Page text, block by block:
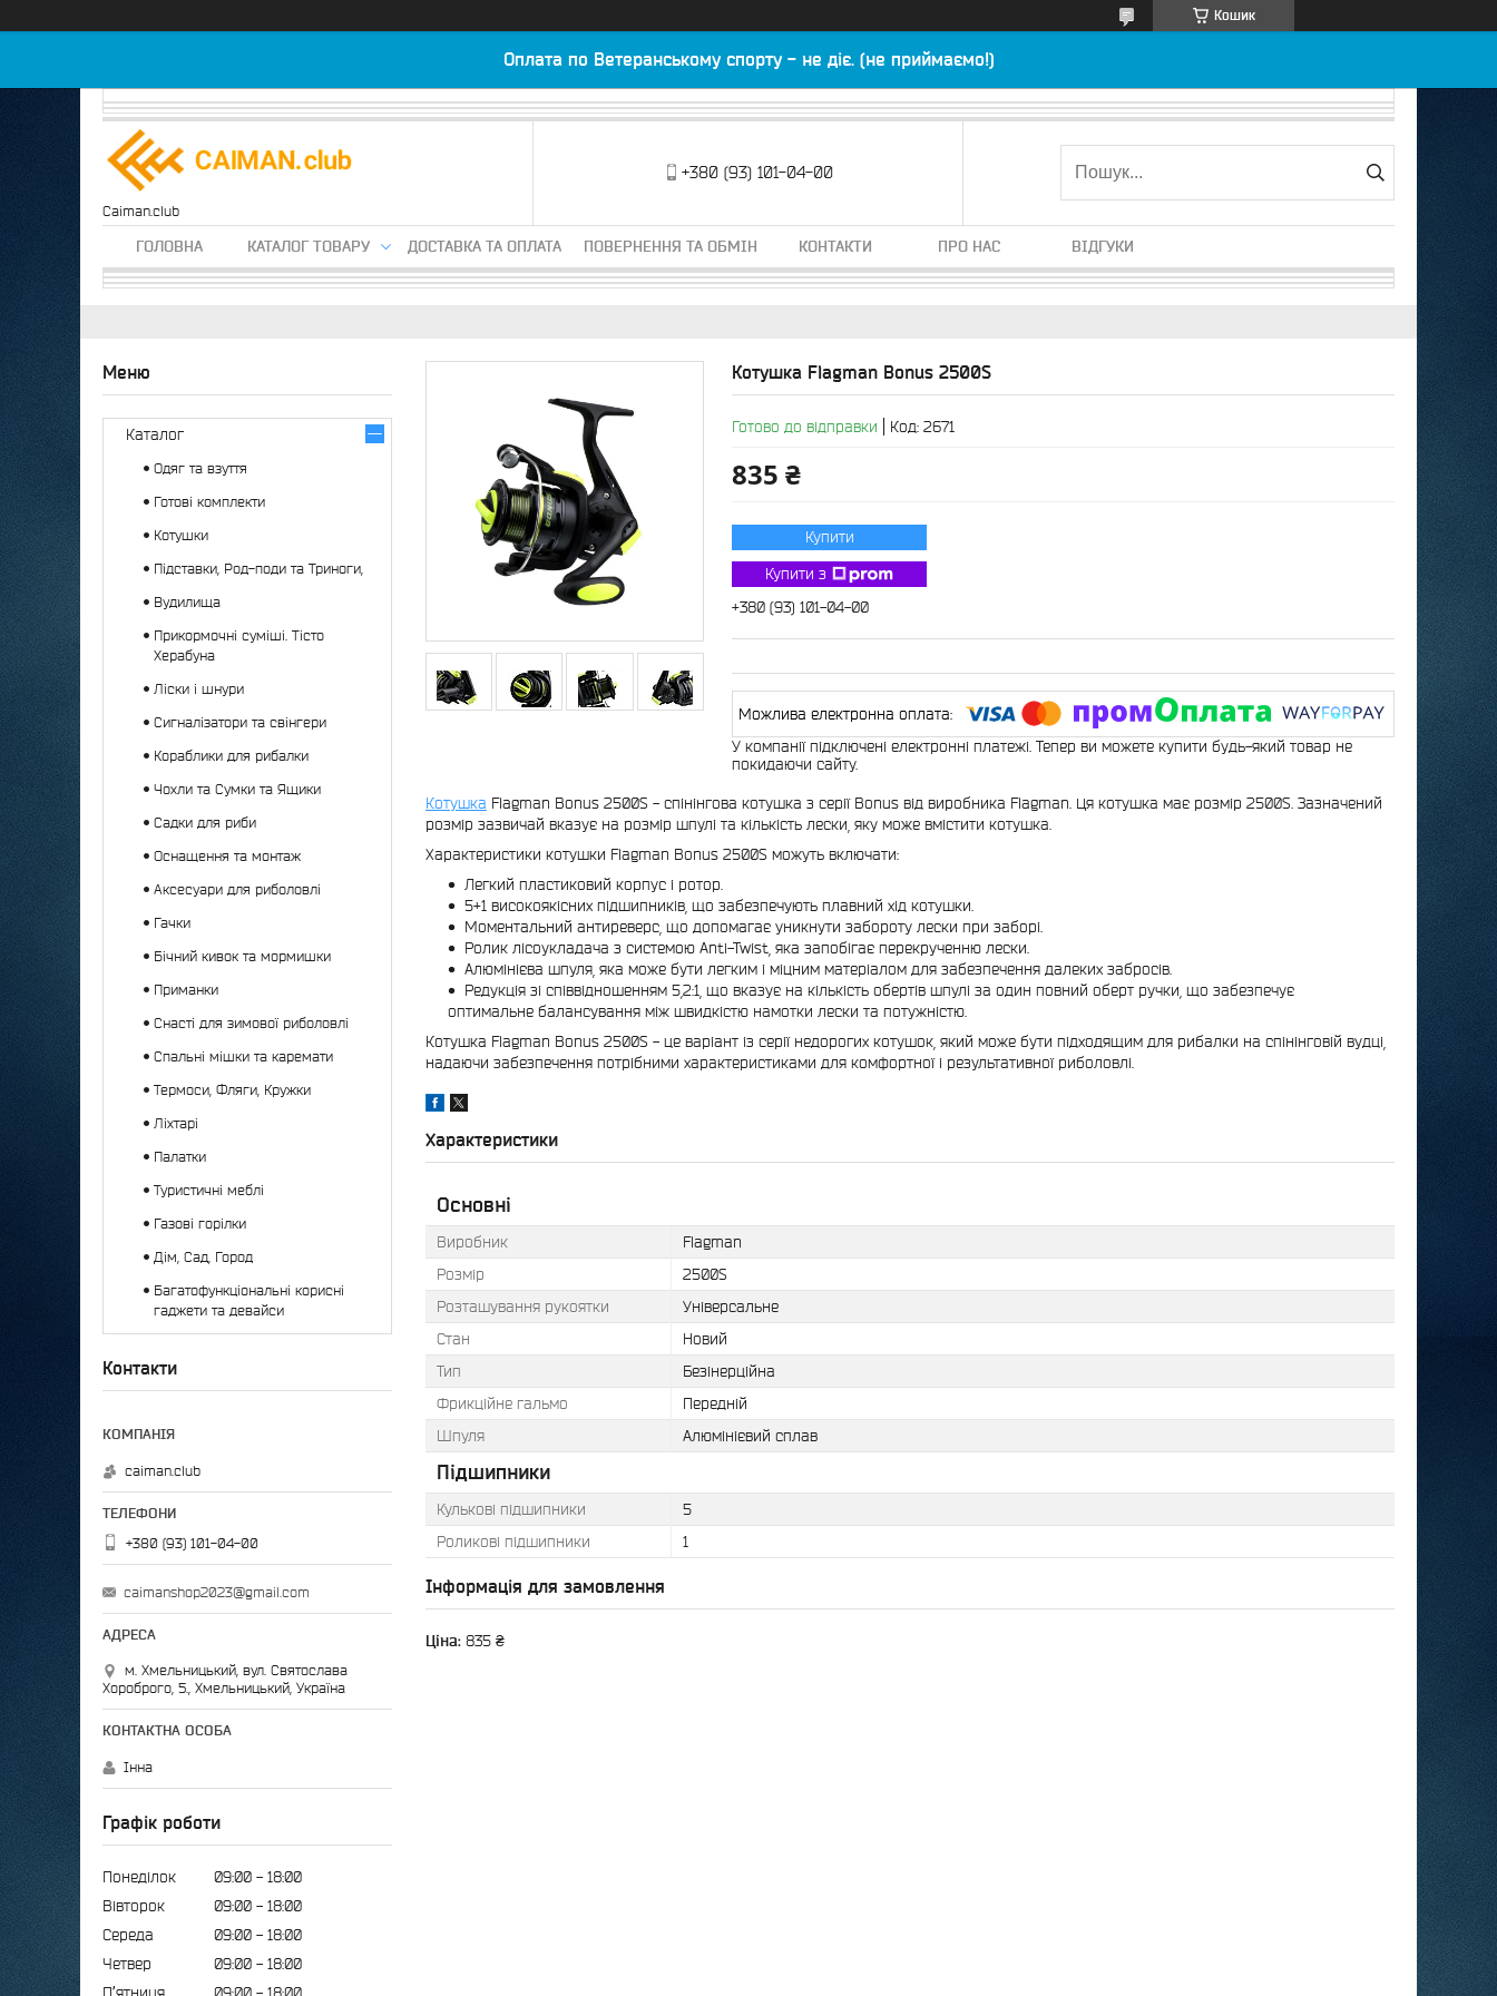
Кошик
Оплата по Ветеранському спорту - не діє. (не приймаємо!)
Caiman.club
+380 (93) 101-04-00
ГОЛОВНА КАТАЛОГ ТОВАРУ ДОСТАВКА ТА ОПЛАТА ПОВЕРНЕННЯ ТА ОБМІН КОНТАКТИ ПРО НАС ВІДГУКИ
Котушка Flagman Bonus 2500S
Готово до відправки Код: 2671
835 ₴
Купити
Купити з
+380 (93) 101-04-00
У компанії підключені електронні платежі. Тепер ви можете купити будь-який товар не
покидаючи сайту.
Котушка Flagman Bonus 2500S - спінінгова котушка з серії Bonus від виробника Flagman. Ця котушка має розмір 2500S. Зазначений
розмір зазвичай вказує на розмір шпулі та кількість лески, яку може вмістити котушка.
Характеристики котушки Flagman Bonus 2500S можуть включати:
Легкий пластиковий корпус і ротор.
5+1 високоякісних підшипників, що забезпечують плавний хід котушки.
Моментальний антиреверс, що допомагає уникнути забороту лески при заборі.
Ролик лісоукладача з системою Anti-Twist, яка запобігає перекрученню лески.
Алюмінієва шпуля, яка може бути легким і міцним матеріалом для забезпечення далеких забросів.
Редукція зі співвідношенням 5,2:1, що вказує на кількість обертів шпулі за один повний оберт ручки, що забезпечує
оптимальне балансування між швидкістю намотки лески та потужністю.
Котушка Flagman Bonus 2500S - це варіант із серії недорогих котушок, який може бути підходящим для рибалки на спінінговій вудці,
надаючи забезпечення потрібними характеристиками для комфортної і результативної риболовлі.
Характеристики
Основні
Виробник
Flagman
Розмір
2500S
Розташування рукоятки
Універсальне
Стан
Новий
Тип
Безінерційна
Фрикційне гальмо
Передній
Шпуля
Алюмінієвий сплав
Підшипники
Кулькові підшипники
5
Роликові підшипники
1
Інформація для замовлення
Ціна: 835 ₴
Каталог
Одяг та взуття
Готові комплекти
Котушки
Підставки, Род-поди та Триноги,
Вудилища
Прикормочні суміші. Тісто
Херабуна
Ліски і шнури
Сигналізатори та свінгери
Кораблики для рибалки
Чохли та Сумки та Ящики
Садки для риби
Оснащення та монтаж
Аксесуари для риболовлі
Гачки
Бічний кивок та мормишки
Приманки
Снасті для зимової риболовлі
Спальні мішки та каремати
Термоси, Фляги, Кружки
Ліхтарі
Палатки
Туристичні меблі
Газові горілки
Дім, Сад, Город
Багатофункціональні корисні
гаджети та девайси
Контакти
caiman.club
+380 (93) 101-04-00
caimanshop2023@gmail.com
м. Хмельницький, вул. Святослава
Хороброго, 5., Хмельницький, Україна
Інна
Графік роботи
Понеділок 09:00
18:00
Вівторок
09:00
18:00
Середа
09:00
18:00
Четвер
09:00
18:00
Пʼятниця
09:00 18:00